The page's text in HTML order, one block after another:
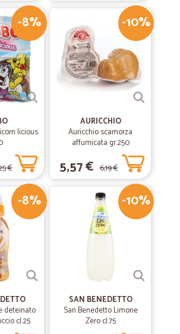
-8%
licious
€
-10%
AURICCHIO
Auricchio scamorza
affumicata gr.250
5,57 € 6,19 €
-8%
deteinato
cl.25
-10%
SAN BENEDETTO
San Benedetto Limone
Zero cl.75